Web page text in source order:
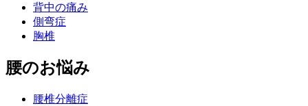
背中の痛み
側弯症
胸椎
腰のお悩み
腰椎分離症